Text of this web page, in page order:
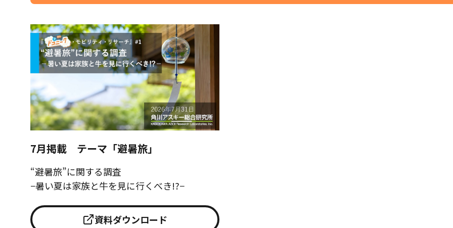
7月掲載 テーマ「避暑旅」
“避暑旅”に関する調査
−暑い夏は家族と牛を見に行くべき!?−
資料ダウンロード